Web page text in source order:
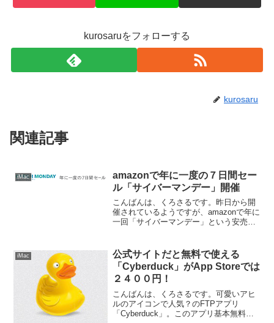
kurosaruをフォローする
kurosaru
関連記事
iMac
amazonで年に一度の７日間セー
ル「サイバーマンデー」開催
こんばんは、くろさるです。昨日から開
催されているようですが、amazonで年に
一回「サイバーマンデー」という安売り
iMac
公式サイトだと無料で使える
「Cyberduck」がApp Storeでは
２４００円！
こんばんは、くろさるです。可愛いアヒ
ルのアイコンで人気？のFTPアプリ
「Cyberduck」。このアプリ基本無料で